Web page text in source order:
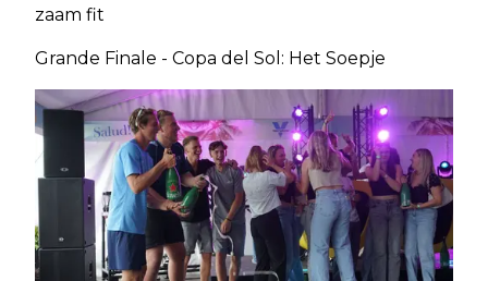
zaam fit
Grande Finale - Copa del Sol: Het Soepje